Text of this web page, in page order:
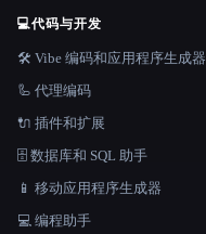
💻代码与开发
🛠️ Vibe 编码和应用程序生成器
🦾 代理编码
🔌 插件和扩展
🗄️ 数据库和 SQL 助手
📱 移动应用程序生成器
💻 编程助手